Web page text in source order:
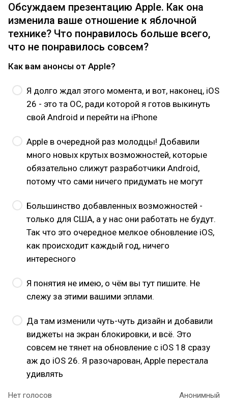
Обсуждаем презентацию Apple. Как она
изменила ваше отношение к яблочной
технике? Что понравилось больше всего,
что не понравилось совсем?
Как вам анонсы от Apple?
Я долго ждал этого момента, и вот, наконец, iOS
26 - это та ОС, ради которой я готов выкинуть
свой Android и перейти на iPhone
Apple в очередной раз молодцы! Добавили
много новых крутых возможностей, которые
обязательно слижут разработчики Android,
потому что сами ничего придумать не могут
Большинство добавленных возможностей -
только для США, а у нас они работать не будут.
Так что это очередное мелкое обновление iOS,
как происходит каждый год, ничего
интересного
Я понятия не имею, о чём вы тут пишите. Не
слежу за этими вашими эплами.
Да там изменили чуть-чуть дизайн и добавили
виджеты на экран блокировки, и всё. Это
совсем не тянет на обновление с iOS 18 сразу
аж до iOS 26. Я разочарован, Apple перестала
удивлять
Нет голосов Анонимный